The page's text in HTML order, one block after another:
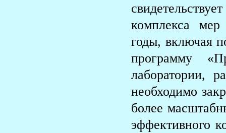
комплекса мер
годы, включая
программу
лаборатории,
необходимо
более
эффективного